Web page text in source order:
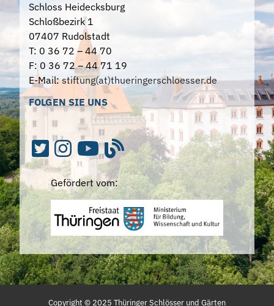
Schloss Heidecksburg
Schloßbezirk 1
07407 Rudolstadt
T: 0 36 72 – 44 70
F: 0 36 72 – 44 71 19
E-Mail:stiftung(at)thueringerschloesser.de
FOLGEN SIE UNS
Gefördert vom:
Copyright © 2025 Thüringer Schlösser und Gärten